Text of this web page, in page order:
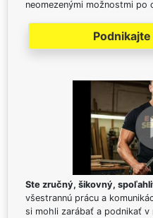
neomezenými možnostmi po
Ste zručný, šikovný,
všestrannú prácu a
si mohli zarábať a podnikať v